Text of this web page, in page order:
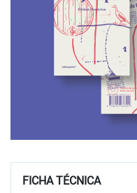
FICHA TÉCNICA